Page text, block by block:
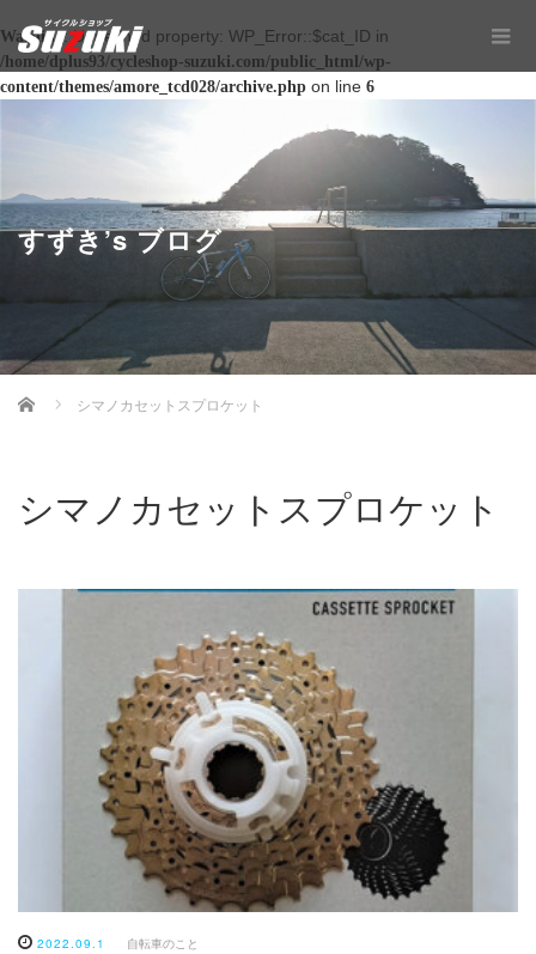
Warning: Undefined property: WP_Error::$cat_ID in
/home/dplus93/cycleshop-suzuki.com/public_html/wp-
content/themes/amore_tcd028/archive.php on line 6
すずき’s ブログ
Home シマノカセットスプロケット
シマノカセットスプロケット
2022.09.1 自転車のこと